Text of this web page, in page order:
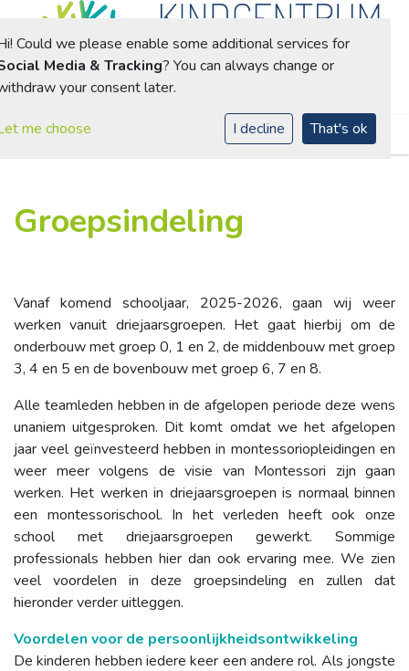
Toggle navigation
Groepsindeling
Vanaf komend schooljaar, 2025-2026, gaan wij weer
werken vanuit driejaarsgroepen. Het gaat hierbij om de
onderbouw met groep 0, 1 en 2, de middenbouw met groep
3, 4 en 5 en de bovenbouw met groep 6, 7 en 8.
Alle teamleden hebben in de afgelopen periode deze wens
unaniem uitgesproken. Dit komt omdat we het afgelopen
jaar veel geïnvesteerd hebben in montessoriopleidingen en
weer meer volgens de visie van Montessori zijn gaan
werken. Het werken in driejaarsgroepen is normaal binnen
een montessorischool. In het verleden heeft ook onze
school met driejaarsgroepen gewerkt. Sommige
professionals hebben hier dan ook ervaring mee. We zien
veel voordelen in deze groepsindeling en zullen dat
hieronder verder uitleggen.
Voordelen voor de persoonlijkheidsontwikkeling
De kinderen hebben iedere keer een andere rol. Als jongste
Could we please enable some additional services for
Media & Tracking? You can always change or
your consent later.
me choose I decline That's ok